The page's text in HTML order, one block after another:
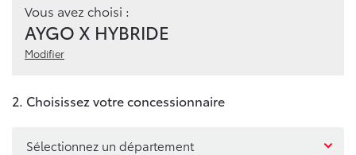
Vous avez choisi :
AYGO X HYBRIDE
Modifier
2. Choisissez votre concessionnaire
Sélectionnez un département